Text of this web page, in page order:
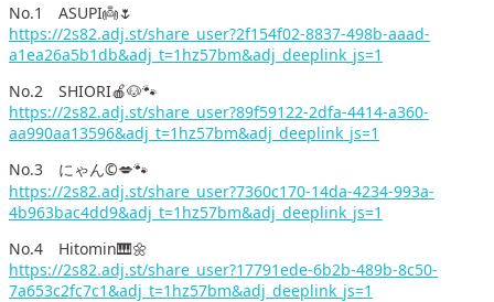
No.1 ASUPI👼🌷
https://2s82.adj.st/share_user?2f154f02-8837-498b-aaad-
a1ea26a5b1db&adj_t=1hz57bm&adj_deeplink_js=1
No.2 SHIORI🍎🐶🐾
https://2s82.adj.st/share_user?89f59122-2dfa-4414-a360-
aa990aa13596&adj_t=1hz57bm&adj_deeplink_js=1
No.3 にゃん©️💋🐾
https://2s82.adj.st/share_user?7360c170-14da-4234-993a-
4b963bac4dd9&adj_t=1hz57bm&adj_deeplink_js=1
No.4 Hitomin🎹🌼
https://2s82.adj.st/share_user?17791ede-6b2b-489b-8c50-
7a653c2fc7c1&adj_t=1hz57bm&adj_deeplink_js=1